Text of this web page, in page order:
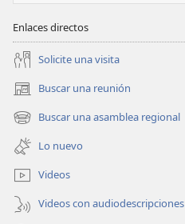
Enlaces directos
Solicite una visita
Buscar una reunión
(abre
una
nueva
ventana)
Buscar una asamblea regional
(abre
una
nueva
ventana)
Lo nuevo
Videos
Videos con audiodescripciones